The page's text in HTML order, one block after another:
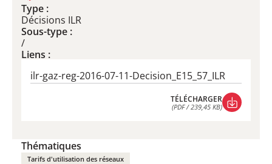
Type :
Décisions ILR
Sous-type :
/
Liens :
ilr-gaz-reg-2016-07-11-Decision_E15_57_ILR
TÉLÉCHARGER
(PDF / 239,45 KB)
Thématiques
Tarifs d'utilisation des réseaux